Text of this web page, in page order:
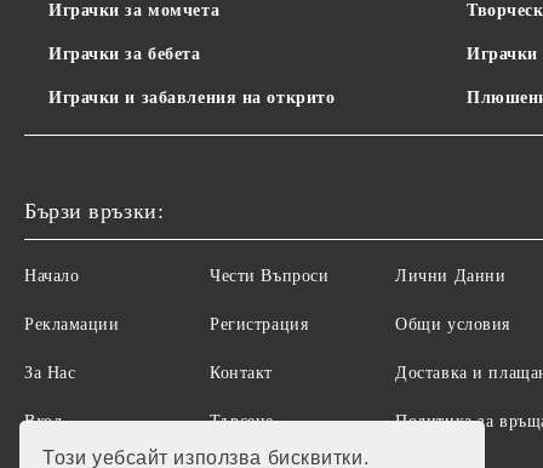
Този уебсайт използва бисквитки.
Играчки за момчета
Играчки за бебета
Играчки и забавления на открито
Играчки
Бързи връзки:
Начало
Рекламации
За Нас
Вход
Чести Въпроси
Регистрация
Контакт
Търсене
Лични Данни
Общи условия
Доставка и
Политика за